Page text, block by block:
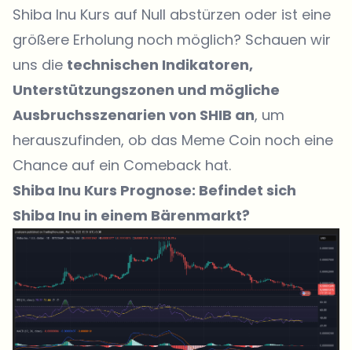
Shiba Inu Kurs auf Null abstürzen oder ist eine
größere Erholung noch möglich? Schauen wir
uns die technischen Indikatoren,
Unterstützungszonen und mögliche
Ausbruchsszenarien von SHIB an, um
herauszufinden, ob das Meme Coin noch eine
Chance auf ein Comeback hat.
Shiba Inu Kurs Prognose: Befindet sich
Shiba Inu in einem Bärenmarkt?